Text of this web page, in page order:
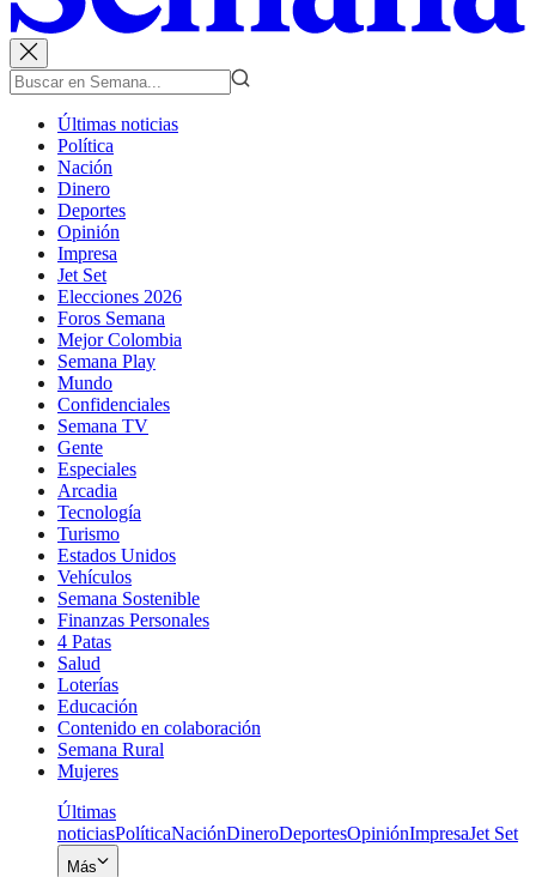
Últimas noticias
Política
Nación
Dinero
Deportes
Opinión
Impresa
Jet Set
Elecciones 2026
Foros Semana
Mejor Colombia
Semana Play
Mundo
Confidenciales
Semana TV
Gente
Especiales
Arcadia
Tecnología
Turismo
Estados Unidos
Vehículos
Semana Sostenible
Finanzas Personales
4 Patas
Salud
Loterías
Educación
Contenido en colaboración
Semana Rural
Mujeres
Últimas
noticiasPolíticaNaciónDineroDeportesOpiniónImpresaJet Set
Más